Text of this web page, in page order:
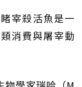
宰殺活魚是一
消費與屠宰動